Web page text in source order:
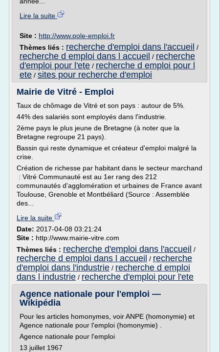
Lire la suite
Site : http://www.pole-emploi.fr
Thèmes liés : recherche d'emploi dans l'accueil /
recherche d emploi dans l accueil / recherche
d'emploi pour l'ete / recherche d emploi pour l
ete / sites pour recherche d'emploi
Mairie de Vitré - Emploi
Taux de chômage de Vitré et son pays : autour de 5%.
44% des salariés sont employés dans l'industrie.
2ème pays le plus jeune de Bretagne (à noter que la
Bretagne regroupe 21 pays).
Bassin qui reste dynamique et créateur d'emploi malgré la
crise.
Création de richesse par habitant dans le secteur marchand
: Vitré Communauté est au 1er rang des 212
communautés d'agglomération et urbaines de France avant
Toulouse, Grenoble et Montbéliard (Source : Assemblée
des...
Lire la suite
Date: 2017-04-08 03:21:24
Site : http://www.mairie-vitre.com
Thèmes liés : recherche d'emploi dans l'accueil /
recherche d emploi dans l accueil / recherche
d'emploi dans l'industrie / recherche d emploi
dans l industrie / recherche d'emploi pour l'ete
Agence nationale pour l'emploi —
Wikipédia
Pour les articles homonymes, voir ANPE (homonymie) et
Agence nationale pour l'emploi (homonymie) .
Agence nationale pour l'emploi
13 juillet 1967